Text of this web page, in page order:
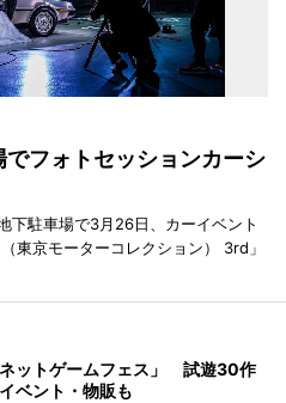
フォトセッションカーシ
下駐車場で3月26日、カーイベント
東京モーターコレクション） 3rd」
ットゲームフェス」 試遊30作
ベント・物販も